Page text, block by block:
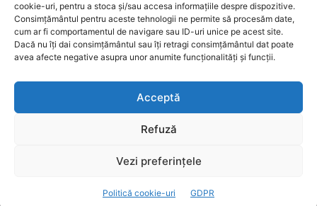
cookie-uri, pentru a stoca și/sau accesa informațiile despre dispozitive.
Consimțământul pentru aceste tehnologii ne permite să procesăm date,
cum ar fi comportamentul de navigare sau ID-uri unice pe acest site.
Dacă nu îți dai consimțământul sau îți retragi consimțământul dat poate
avea afecte negative asupra unor anumite funcționalități și funcții.
Acceptă
Refuză
Vezi preferințele
Politică cookie-uri GDPR
Contactați-ne: redactia@sentinela.ro
URMAȚI-NE
Publicitate Contact
© 2021 Sentinela.ro